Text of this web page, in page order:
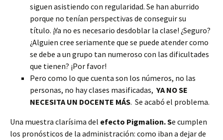
siguen asistiendo con regularidad. Se han aburrido
porque no tenían perspectivas de conseguir su
título. ¡Ya no es necesario desdoblar la clase! ¿Seguro?
¿Alguien cree seriamente que se puede atender como
se debe a un grupo tan numeroso con las dificultades
que tienen? ¡Por favor!
Pero como lo que cuenta son los números, no las
personas, no hay clases masificadas, YA NO SE
NECESITA UN DOCENTE MÁS. Se acabó el problema.
Una muestra clarísima del efecto Pigmalion. Se cumplen
los pronósticos de la administración: como iban a dejar de